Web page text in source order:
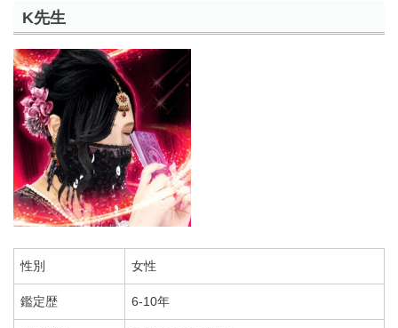
K先生
性別 女性
鑑定歴 6-10年